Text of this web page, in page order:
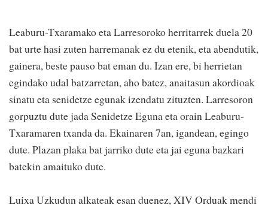
Leaburu-Txaramako eta Larresoroko herritarrek duela 20
bat urte hasi zuten harremanak ez du etenik, eta abendutik,
gainera, beste pauso bat eman du. Izan ere, bi herrietan
egindako udal batzarretan, aho batez, anaitasun akordioak
sinatu eta senidetze egunak izendatu zituzten. Larresoron
gorpuztu dute jada Senidetze Eguna eta orain Leaburu-
Txaramaren txanda da. Ekainaren 7an, igandean, egingo
dute. Plazan plaka bat jarriko dute eta jai eguna bazkari
batekin amaituko dute.
Luixa Uzkudun alkateak esan duenez, XIV Orduak mendi